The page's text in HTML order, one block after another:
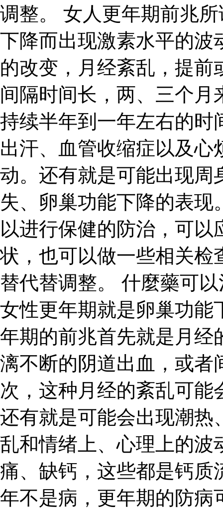
调整。 女人更年期前兆
下降而出现激素水平的波
的改变，月经紊乱，提
间隔时间长，两、三个
持续半年到一年左右的时
出汗、血管收缩症以及
动。还有就是可能出现周
失、卵巢功能下降的表
以进行保健的防治，可
状，也可以做一些相关检
替代替调整。 什麼藥可
女性更年期就是卵巢功能
年期的前兆首先就是月经
漓不断的阴道出血，或者
次，这种月经的紊乱可
还有就是可能会出现潮热
乱和情绪上、心理上的波
痛、缺钙，这些都是钙质
年不是病，更年期的防病